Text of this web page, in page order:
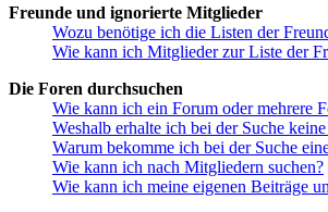
Freunde und ignorierte Mitglieder
Wozu benötige ich die Listen der
Wie kann ich Mitglieder zur Liste der
Die Foren durchsuchen
Wie kann ich ein Forum oder mehrere
Weshalb erhalte ich bei der Suche
Warum bekomme ich bei der Suche
Wie kann ich nach Mitgliedern suchen?
Wie kann ich meine eigenen Beiträge